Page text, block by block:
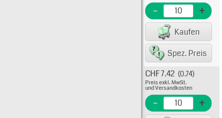
EME
- +
Kaufen
Spez. Preis
EME
CHF 7.42 (0.74)
Preis exkl. MwSt.
und Versandkosten
- +